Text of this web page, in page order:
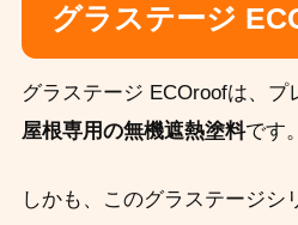
グラステージ
グラステージ ECOroofは、プ
屋根専用の無機遮熱塗料です。
しかも、このグラステージシ